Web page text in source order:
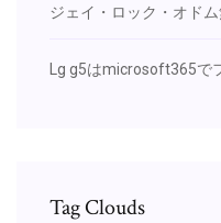
ジェイ・ロック・オド
Lg g5はmicrosoft365で
Tag Clouds